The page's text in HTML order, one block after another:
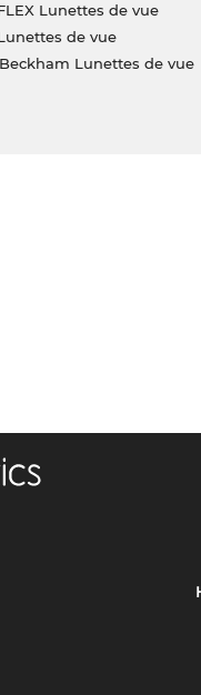
Lunettes de vue
de vue
Lunettes de vue